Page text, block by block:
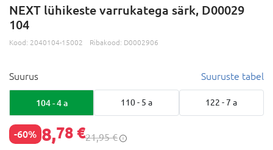
NEXT lühikeste varrukatega särk, D00029
104
Kood: 2040104-15002 Ribakood: D0002906
Suurus Suuruste tabel
104 - 4 a 110 - 5 a 122 - 7 a
-60% 8,78 €21,95 €